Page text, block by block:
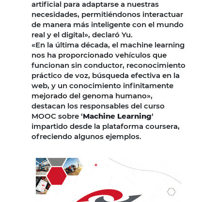
artificial para adaptarse a nuestras
necesidades, permitiéndonos interactuar
de manera más inteligente con el mundo
real y el digital», declaró Yu.
«En la última década, el machine learning
nos ha proporcionado vehículos que
funcionan sin conductor, reconocimiento
práctico de voz, búsqueda efectiva en la
web, y un conocimiento infinitamente
mejorado del genoma humano»,
destacan los responsables del curso
MOOC sobre ‘Machine Learning‘
impartido desde la plataforma coursera,
ofreciendo algunos ejemplos.